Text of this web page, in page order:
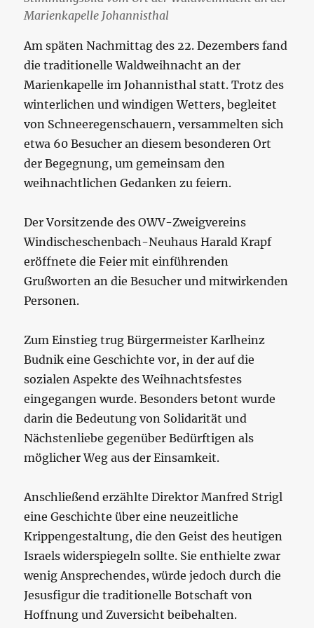
Marienkapelle Johannisthal
Am späten Nachmittag des 22. Dezembers fand
die traditionelle Waldweihnacht an der
Marienkapelle im Johannisthal statt. Trotz des
winterlichen und windigen Wetters, begleitet
von Schneeregenschauern, versammelten sich
etwa 60 Besucher an diesem besonderen Ort
der Begegnung, um gemeinsam den
weihnachtlichen Gedanken zu feiern.
Der Vorsitzende des OWV-Zweigvereins
Windischeschenbach-Neuhaus Harald Krapf
eröffnete die Feier mit einführenden
Grußworten an die Besucher und mitwirkenden
Personen.
Zum Einstieg trug Bürgermeister Karlheinz
Budnik eine Geschichte vor, in der auf die
sozialen Aspekte des Weihnachtsfestes
eingegangen wurde. Besonders betont wurde
darin die Bedeutung von Solidarität und
Nächstenliebe gegenüber Bedürftigen als
möglicher Weg aus der Einsamkeit.
Anschließend erzählte Direktor Manfred Strigl
eine Geschichte über eine neuzeitliche
Krippengestaltung, die den Geist des heutigen
Israels widerspiegeln sollte. Sie enthielte zwar
wenig Ansprechendes, würde jedoch durch die
Jesusfigur die traditionelle Botschaft von
Hoffnung und Zuversicht beibehalten.